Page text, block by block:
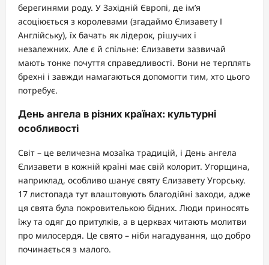
берегинями роду. У Західній Європі, де ім’я
асоціюється з королевами (згадаймо Єлизавету І
Англійську), їх бачать як лідерок, рішучих і
незалежних. Але є й спільне: Єлизавети зазвичай
мають тонке почуття справедливості. Вони не терплять
брехні і завжди намагаються допомогти тим, хто цього
потребує.
День ангела в різних країнах: культурні
особливості
Світ – це величезна мозаїка традицій, і День ангела
Єлизавети в кожній країні має свій колорит. Угорщина,
наприклад, особливо шанує святу Єлизавету Угорську.
17 листопада тут влаштовують благодійні заходи, адже
ця свята була покровителькою бідних. Люди приносять
їжу та одяг до притулків, а в церквах читають молитви
про милосердя. Це свято – ніби нагадування, що добро
починається з малого.